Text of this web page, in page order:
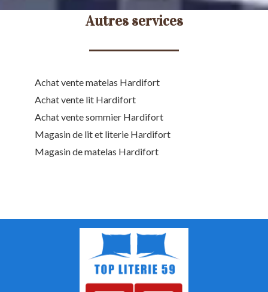
Autres services
Achat vente matelas Hardifort
Achat vente lit Hardifort
Achat vente sommier Hardifort
Magasin de lit et literie Hardifort
Magasin de matelas Hardifort